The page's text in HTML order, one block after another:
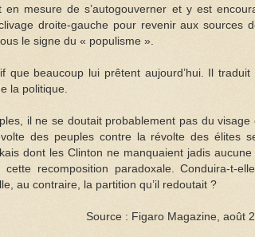
mesure de s’autogouverner et y est
droite-gauche pour revenir aux sources
le signe du « populisme ».
que beaucoup lui prêtent aujourd’hui. Il traduit
la politique.
il ne se doutait probablement pas du visage
des peuples contre la révolte des élites
dont les Clinton ne manquaient jadis aucune
recomposition paradoxale. Conduira-t-
au contraire, la partition qu’il redoutait ?
Source : Figaro Magazine, août